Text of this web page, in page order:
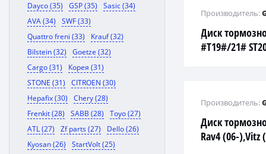
Dayco (35)
GSP (35)
Sasic (34)
AVA (34)
SWF (33)
Quattro freni (33)
Krauf (32)
Bilstein (32)
Goetze (32)
Cargo (31)
Корея (31)
STONE (31)
CITROEN (30)
Hepafix (30)
Chery (28)
Frenkit (28)
SABB (28)
Toyo (27)
ATL (27)
Zf parts (27)
Dello (26)
Kyosan (26)
StartVolt (25)
Диск
#T19#/21#
Производитель:
Диск
Rav4 (06-),Vitz
Производитель: